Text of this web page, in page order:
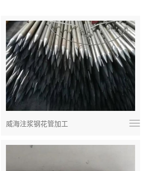
威海注浆钢花管加工